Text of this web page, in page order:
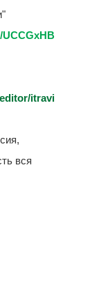
itravi
вся